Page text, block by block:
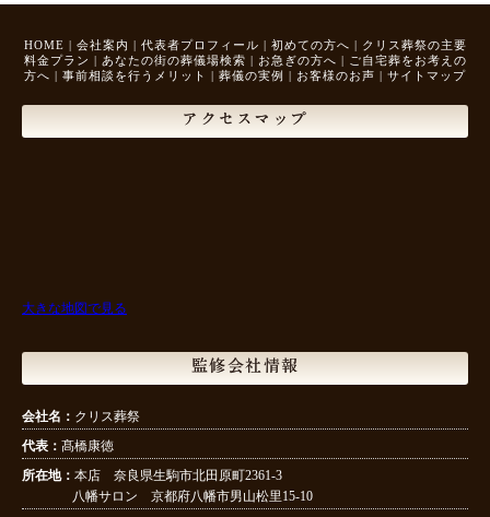
HOME | 会社案内 | 代表者プロフィール | 初めての方へ | クリス葬祭の主要
料金プラン | あなたの街の葬儀場検索 | お急ぎの方へ | ご自宅葬をお考えの
方へ | 事前相談を行うメリット | 葬儀の実例 | お客様のお声 | サイトマップ
アクセスマップ
大きな地図で見る
監修会社情報
会社名： クリス葬祭
代表： 髙橋康徳
所在地： 本店 奈良県生駒市北田原町2361-3
八幡サロン 京都府八幡市男山松里15-10